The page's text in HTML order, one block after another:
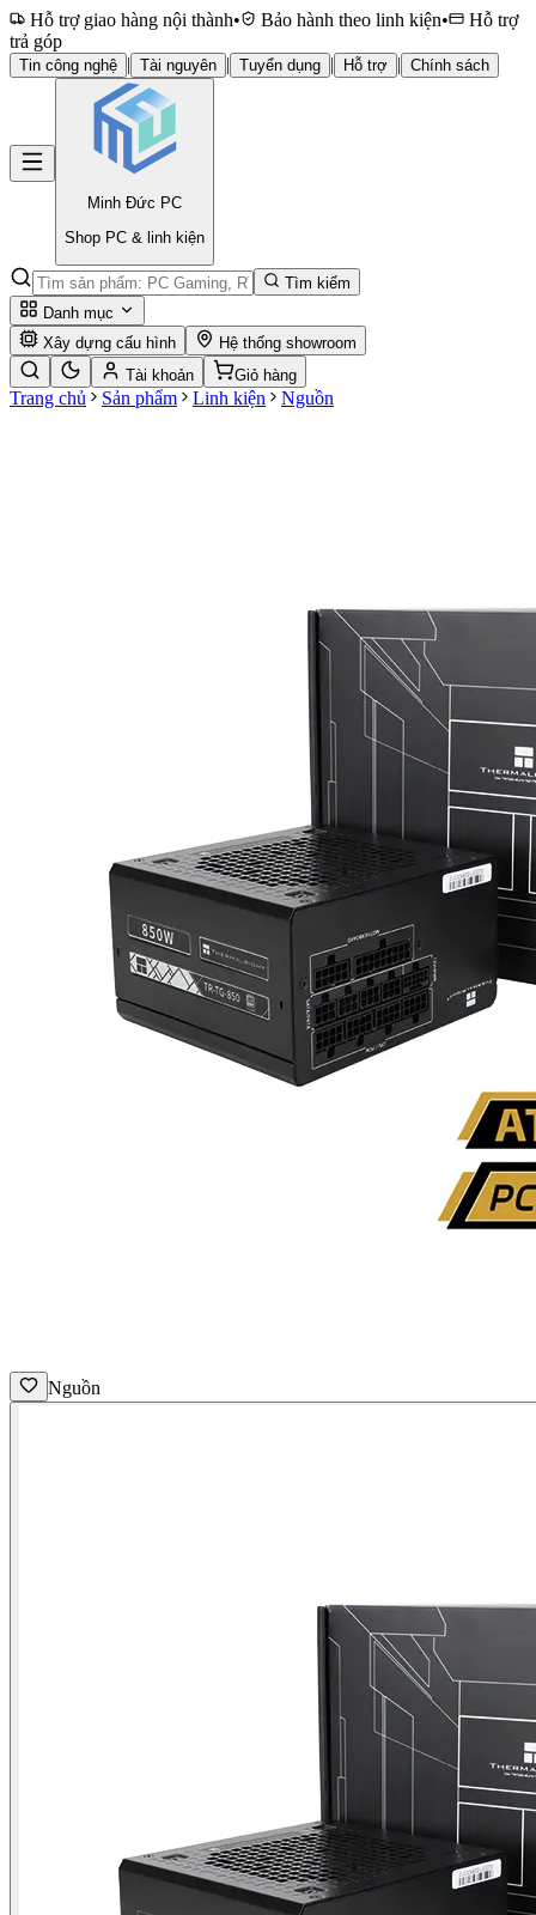
Hỗ trợ giao hàng nội thành• Bảo hành theo linh kiện•
Hỗ trợ
trả góp
Tin công nghệ | Tài nguyên | Tuyển dụng | Hỗ trợ | Chính sách
Minh Đức PC
Shop PC & linh kiện
Tìm kiếm
Danh mục
Xây dựng cấu hình
Hệ thống showroom
Tài khoản
Giỏ hàng
Trang chủ Sản phẩm Linh kiện Nguồn
Nguồn